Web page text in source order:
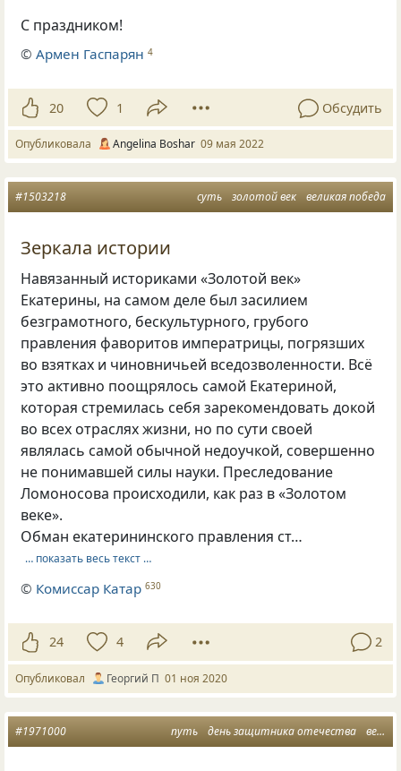
С праздником!
©Армен Гаспарян 4
20 1 Обсудить
Опубликовала Angelina Boshar 09 мая 2022
суть золотой век великая победа
#1503218
Зеркала истории
Навязанный историками «Золотой век»
Екатерины, на самом деле был засилием
безграмотного, бескультурного, грубого
правления фаворитов императрицы, погрязших
во взятках и чиновничьей вседозволенности. Всё
это активно поощрялось самой Екатериной,
которая стремилась себя зарекомендовать докой
во всех отраслях жизни, но по сути своей
являлась самой обычной недоучкой, совершенно
не понимавшей силы науки. Преследование
Ломоносова происходили, как раз в «Золотом
веке».
Обман екатерининского правления ст…
… показать весь текст …
© Комиссар Катар 630
24 4 2
Опубликовал Георгий П 01 ноя 2020
путь день защитника отечества великая победа
#1971000